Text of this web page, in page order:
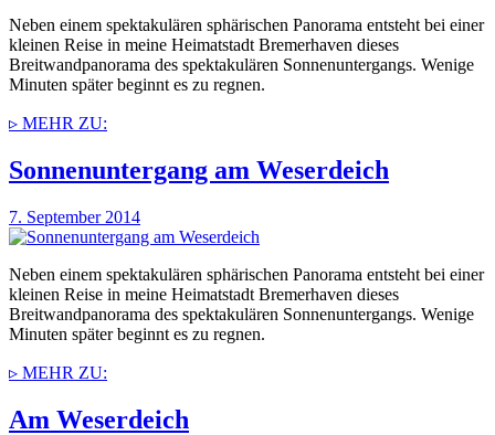
Neben einem spektakulären sphärischen Panorama entsteht bei einer
kleinen Reise in meine Heimatstadt Bremerhaven dieses
Breitwandpanorama des spektakulären Sonnenuntergangs. Wenige
Minuten später beginnt es zu regnen.
▹ MEHR ZU:
Sonnenuntergang am Weserdeich
7. September 2014
Neben einem spektakulären sphärischen Panorama entsteht bei einer
kleinen Reise in meine Heimatstadt Bremerhaven dieses
Breitwandpanorama des spektakulären Sonnenuntergangs. Wenige
Minuten später beginnt es zu regnen.
▹ MEHR ZU:
Am Weserdeich